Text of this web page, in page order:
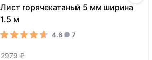
Лист горячекатаный 5 мм ширина
1.5 м
4.6 7
2979 ₽